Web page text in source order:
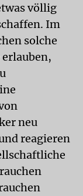
völlig
Im
solche
erlauben,
neu
reagieren